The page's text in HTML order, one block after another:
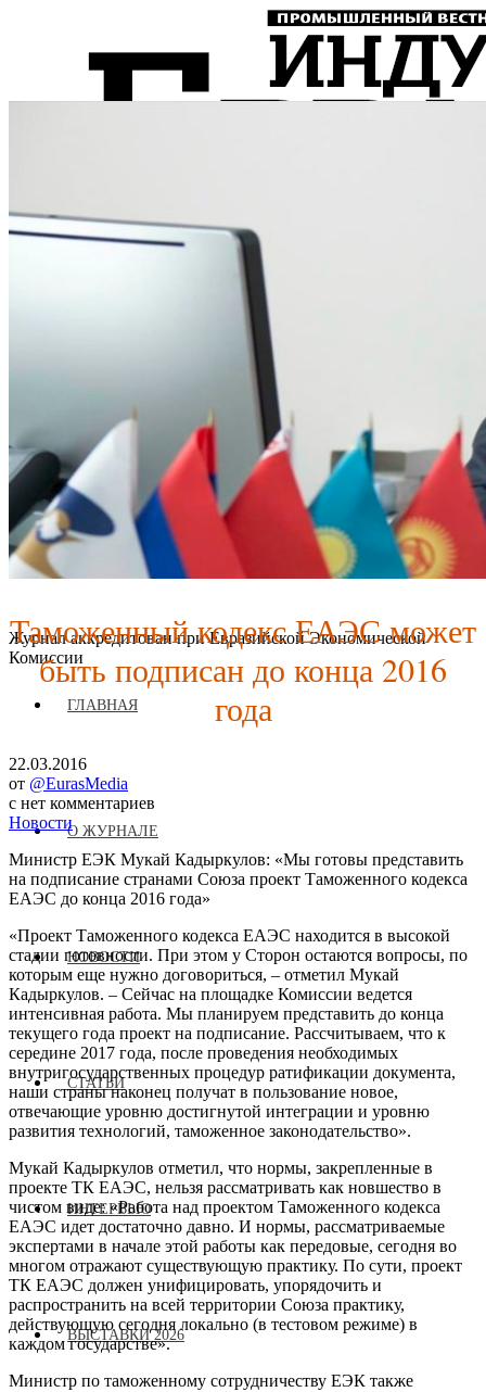
Журнал аккредитован при Евразийской Экономической
Комиссии
ГЛАВНАЯ
О ЖУРНАЛЕ
НОВОСТИ
СТАТЬИ
ИНТЕРВЬЮ
ВЫСТАВКИ 2026
Таможенный кодекс ЕАЭС может
быть подписан до конца 2016
года
22.03.2016
от @EurasMedia
с нет комментариев
Новости
Министр ЕЭК Мукай Кадыркулов: «Мы готовы представить
на подписание странами Союза проект Таможенного кодекса
ЕАЭС до конца 2016 года»
«Проект Таможенного кодекса ЕАЭС находится в высокой
стадии готовности. При этом у Сторон остаются вопросы, по
которым еще нужно договориться, – отметил Мукай
Кадыркулов. – Сейчас на площадке Комиссии ведется
интенсивная работа. Мы планируем представить до конца
текущего года проект на подписание. Рассчитываем, что к
середине 2017 года, после проведения необходимых
внутригосударственных процедур ратификации документа,
наши страны наконец получат в пользование новое,
отвечающие уровню достигнутой интеграции и уровню
развития технологий, таможенное законодательство».
Мукай Кадыркулов отметил, что нормы, закрепленные в
проекте ТК ЕАЭС, нельзя рассматривать как новшество в
чистом виде: «Работа над проектом Таможенного кодекса
ЕАЭС идет достаточно давно. И нормы, рассматриваемые
экспертами в начале этой работы как передовые, сегодня во
многом отражают существующую практику. По сути, проект
ТК ЕАЭС должен унифицировать, упорядочить и
распространить на всей территории Союза практику,
действующую сегодня локально (в тестовом режиме) в
каждом государстве».
Министр по таможенному сотрудничеству ЕЭК также